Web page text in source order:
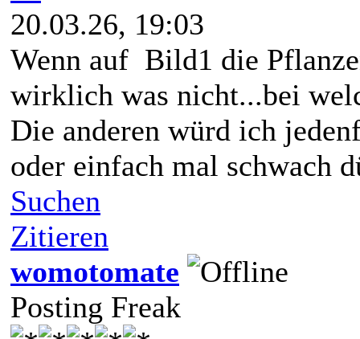
20.03.26, 19:03
Wenn auf Bild1 die
wirklich was nicht...bei
Die anderen würd ich
oder einfach mal schwach
Suchen
Zitieren
womotomate
Posting Freak